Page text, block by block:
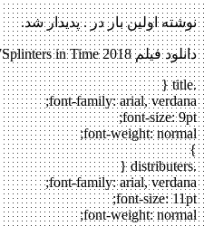
نوشته اولین بار در . پدیدار شد.
دانلود فیلم 7Splinters in Time 2018
.title {
font-family: arial, verdana;
font-size: 9pt;
font-weight: normal;
}
.distributers {
font-family: arial, verdana;
font-size: 11pt;
font-weight: normal;